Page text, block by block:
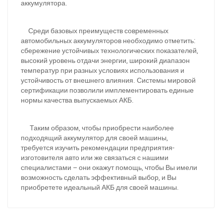
аккумулятора.
Среди базовых преимуществ современных
автомобильных аккумуляторов необходимо отметить:
сбережение устойчивых технологических показателей,
высокий уровень отдачи энергии, широкий диапазон
температур при разных условиях использования и
устойчивость от внешнего влияния. Системы мировой
сертификации позволили имплементировать единые
нормы качества выпускаемых АКБ.
Таким образом, чтобы приобрести наиболее
подходящий аккумулятор для своей машины,
требуется изучить рекомендации предприятия-
изготовителя авто или же связаться с нашими
специалистами – они окажут помощь, чтобы Вы имели
возможность сделать эффективный выбор, и Вы
приобретете идеальный АКБ для своей машины.
При отсутствии связи - пишите, звоните в Viber /
Telegram (093) 600-51-11
Написать в Viber Написать в Telegram